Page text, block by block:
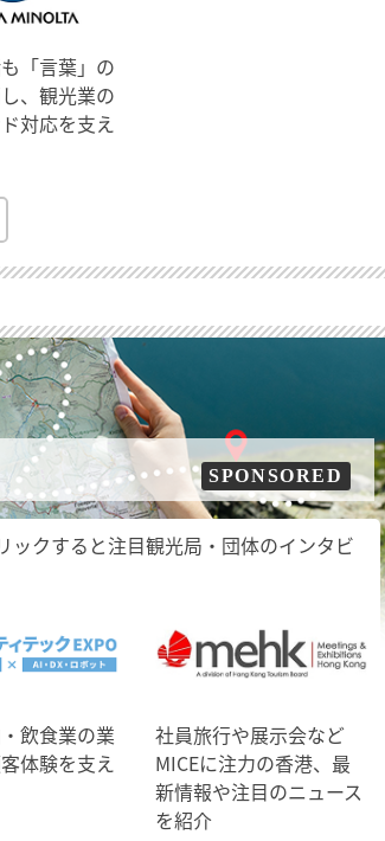
「言葉」の
、観光業の
対応を支え
SPONSORED
ックすると注目観光局・団体のインタビ
飲食業の業
体験を支え
社員旅行や展示会など
MICEに注力の香港、最
新情報や注目のニュース
を紹介